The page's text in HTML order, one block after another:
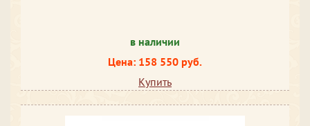
в наличии
Цена: 158 550 руб.
Купить